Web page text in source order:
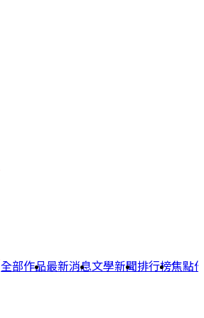
全部作品最新消息文學新聞排行榜焦點